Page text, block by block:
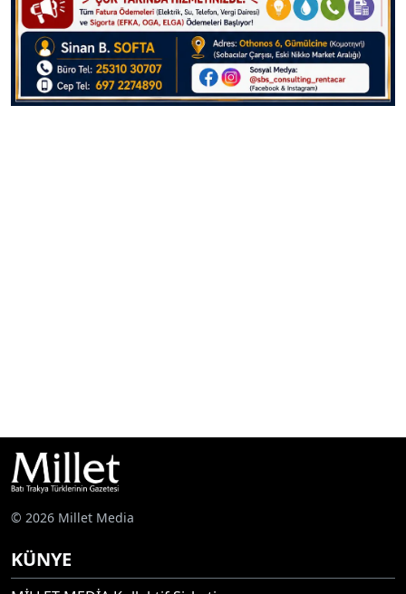
© 2026 Millet Media
KÜNYE